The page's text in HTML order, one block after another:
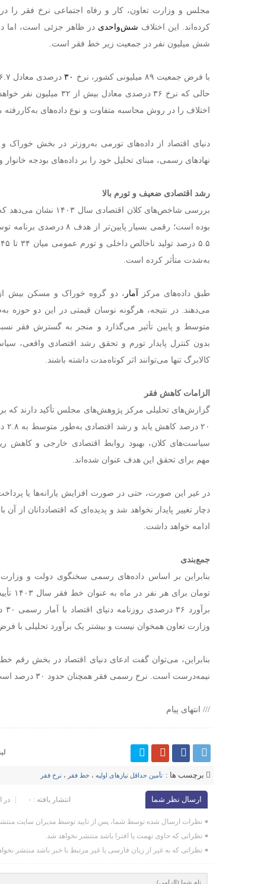
مجلس و وزارت تعاون، کار و رفاه اجتماعی نرخ فقر را در سال
کرده‌اند. این اختلاف شش‌واحدی در ظاهر جزئی است، اما
شش میلیون نفر در جمعیت زیر خط فقر است.
با فرض جمعیت ۸۹ میلیونی کشور، نرخ ۳۰
حالی که نرخ ۳۶ درصدی
اختلاف را در روش محاسبه متفاوت و نوع داده‌های به‌کاررفته
دنیای اقتصاد از داده‌های تورمی به‌روزتر در بخش خوراک
نهادهای رسمی، مبنای تحلیل خود را بر داده‌های بودجه خانوار و
رشد اقتصادی ضعیف و تورم بالا
بوده است؛ رقمی بسیار
به‌شدت متأثر کرده است.
طبق داده‌های مرکز آمار ، دو گروه خوراک و مسکن بیش از
می‌دهند. در نتیجه، هرگونه نوسان قیمتی در این دو حوزه
متوسط و پایین تأثیر می‌گذارد و منجر به گسترش فقر
بدون کنترل پایدار تورم و تحقق رشد اقتصادی واقعی،
کالابرگ تنها می‌توانند اثر کوتاه‌مدت داشته باشند.
الزامات کاهش فقر
گزارش‌های تحلیلی مرکز پژوهش‌های مجلس تأکید دارند که
سیاست‌های کلان، بهبود روابط اقتصادی خارجی و
مهم برای تحقق این هدف عنوان شده‌اند.
در غیر این صورت، حتی در صورت افزایش یارانه‌ها یا
دچار تغییر پایدار نخواهد شد و پدیده‌ای که اقتصاددانان از
ادامه خواهد داشت.
جمع‌بندی
تومان
وزارت تعاون همخوان نیست و بیشتر یک برآورد تحلیلی با
بنابراین، می‌توان گفت ادعای دنیای اقتصاد در بخش
نیمه‌درست است. نرخ رسمی فقر همچنان حدود ۳۰ درصد است.
/// انتهای پیام
برچسب ها : تأمین حداقل نیازهای اولیه ، خط فقر ، نرخ فقر
ارسال نظر شما در انتشار یافته : ۰
نظرات ارسال شده توسط شما، پس از تایید توسط مدیران سایت
نظراتی که حاوی تهمت یا افترا باشد منتشر نخواهد شد.
نظراتی که به غیر از زبان فارسی یا غیر مرتبط با خبر باشد منتشر